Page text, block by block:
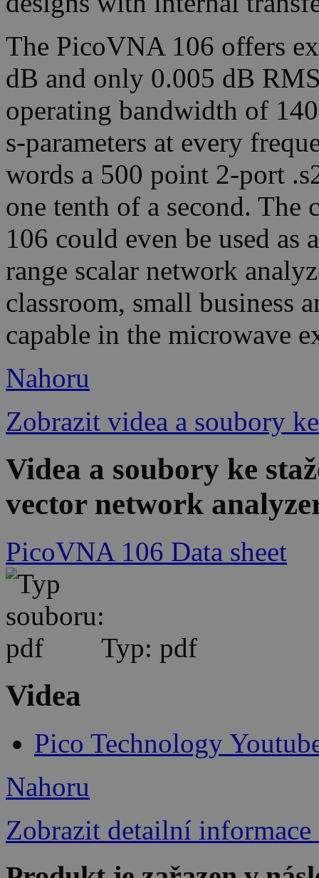
The PicoVNA 106 offers
dB and only 0.005 dB
operating bandwidth of
s-parameters at every
words a 500 point 2-port
one tenth of a second.
106 could even be used
range scalar network
classroom, small business
capable in the microwave
Nahoru
Zobrazit videa a soubory
Videa a soubory ke
vector network
PicoVNA 106 Data sheet
Typ: pdf
Videa
Pico Technology
Nahoru
Zobrazit detailní informace